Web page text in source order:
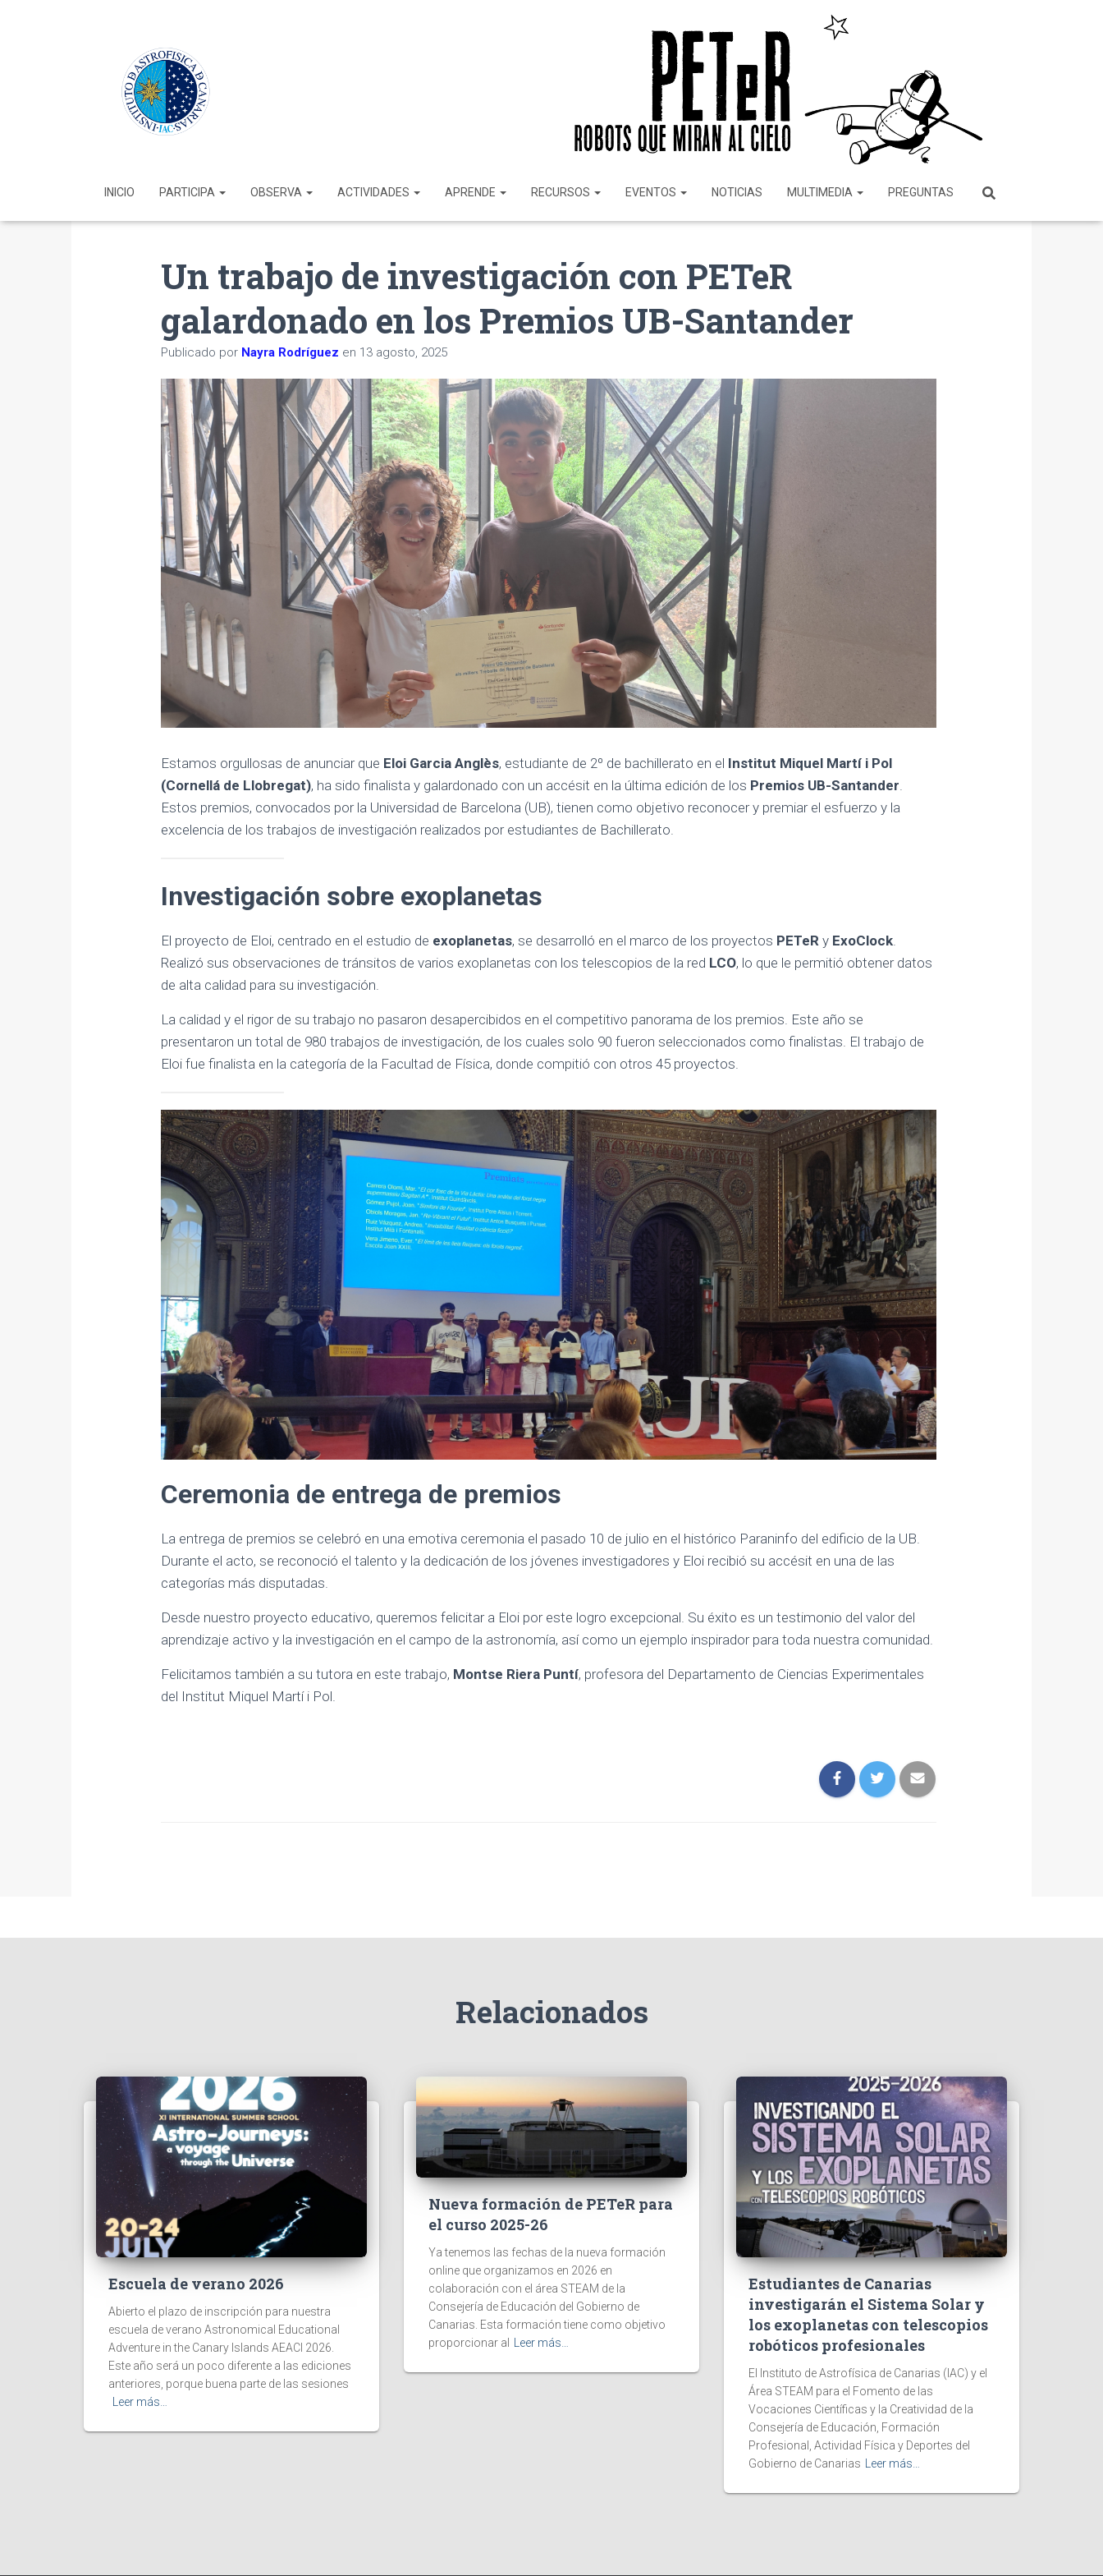
INICIO PARTICIPA OBSERVA ACTIVIDADES APRENDE RECURSOS EVENTOS NOTICIAS MULTIMEDIA PREGUNTAS
Un trabajo de investigación con PETeR
galardonado en los Premios UB-Santander
Publicado por Nayra Rodríguez en 13 agosto, 2025
Estamos orgullosas de anunciar que Eloi Garcia Anglès, estudiante de 2º de bachillerato en el Institut Miquel Martí i Pol
(Cornellá de Llobregat), ha sido finalista y galardonado con un accésit en la última edición de los Premios UB-Santander.
Estos premios, convocados por la Universidad de Barcelona (UB), tienen como objetivo reconocer y premiar el esfuerzo y la
excelencia de los trabajos de investigación realizados por estudiantes de Bachillerato.
Investigación sobre exoplanetas
El proyecto de Eloi, centrado en el estudio de exoplanetas, se desarrolló en el marco de los proyectos PETeRy ExoClock.
Realizó sus observaciones de tránsitos de varios exoplanetas con los telescopios de la red LCO, lo que le permitió obtener datos
de alta calidad para su investigación.
La calidad y el rigor de su trabajo no pasaron desapercibidos en el competitivo panorama de los premios. Este año se
presentaron un total de 980 trabajos de investigación, de los cuales solo 90 fueron seleccionados como finalistas. El trabajo de
Eloi fue finalista en la categoría de la Facultad de Física, donde compitió con otros 45 proyectos.
Ceremonia de entrega de premios
La entrega de premios se celebró en una emotiva ceremonia el pasado 10 de julio en el histórico Paraninfo del edificio de la UB.
Durante el acto, se reconoció el talento y la dedicación de los jóvenes investigadores y Eloi recibió su accésit en una de las
categorías más disputadas.
Desde nuestro proyecto educativo, queremos felicitar a Eloi por este logro excepcional. Su éxito es un testimonio del valor del
aprendizaje activo y la investigación en el campo de la astronomía, así como un ejemplo inspirador para toda nuestra comunidad.
Felicitamos también a su tutora en este trabajo, Montse Riera Puntí, profesora del Departamento de Ciencias Experimentales
del Institut Miquel Martí i Pol.
Relacionados
Escuela de verano 2026
Abierto el plazo de inscripción para nuestra
escuela de verano Astronomical Educational
Adventure in the Canary Islands AEACI 2026.
Este año será un poco diferente a las ediciones
anteriores, porque buena parte de las sesiones
Leer más…
Nueva formación de PETeR para
el curso 2025-26
Ya tenemos las fechas de la nueva formación
online que organizamos en 2026 en
colaboración con el área STEAM de la
Consejería de Educación del Gobierno de
Canarias. Esta formación tiene como objetivo
proporcionar al
Leer más…
Estudiantes de Canarias
investigarán el Sistema Solar y
los exoplanetas con telescopios
robóticos profesionales
El Instituto de Astrofísica de Canarias (IAC) y el
Área STEAM para el Fomento de las
Vocaciones Científicas y la Creatividad de la
Consejería de Educación, Formación
Profesional, Actividad Física y Deportes del
Gobierno de Canarias
Leer más…